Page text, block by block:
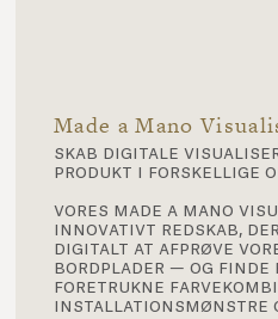
Made a Mano
skab digitale
produkt i forskellige
vores made a mano
innovativt redskab,
digitalt at afprøve
bordplader — og
foretrukne